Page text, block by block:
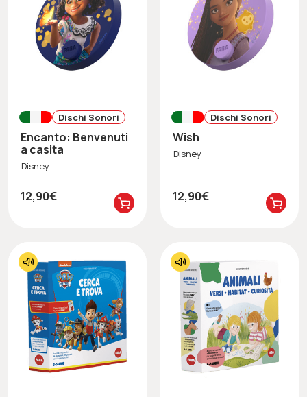
Dischi Sonori
Encanto: Benvenuti
a casita
Disney
12,90€
Dischi Sonori
Wish
Disney
12,90€